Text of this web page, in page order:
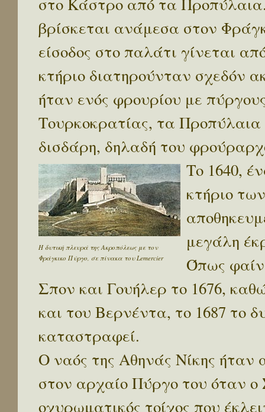
βρίσκεται ανάμεσα στον
είσοδος στο παλάτι γίνεται
κτήριο διατηρούνταν σχεδόν
ήταν ενός φρουρίου με
Τουρκοκρατίας, τα Προπύλαια
δισδάρη, δηλαδή του
Η δυτική πλευρά της Ακροπόλεως με τον
Φράγκικο Πύργο, σε πίνακα του Lemercier
Το 1640,
κτήριο
μεγάλη
Όπως
Σπον και Γουήλερ το 1676,
και του Βερνέντα, το 1687 το
καταστραφεί.
Ο ναός της Αθηνάς Νίκης ήταν
στον αρχαίο Πύργο του όταν
οχυρωματικός τοίχος που